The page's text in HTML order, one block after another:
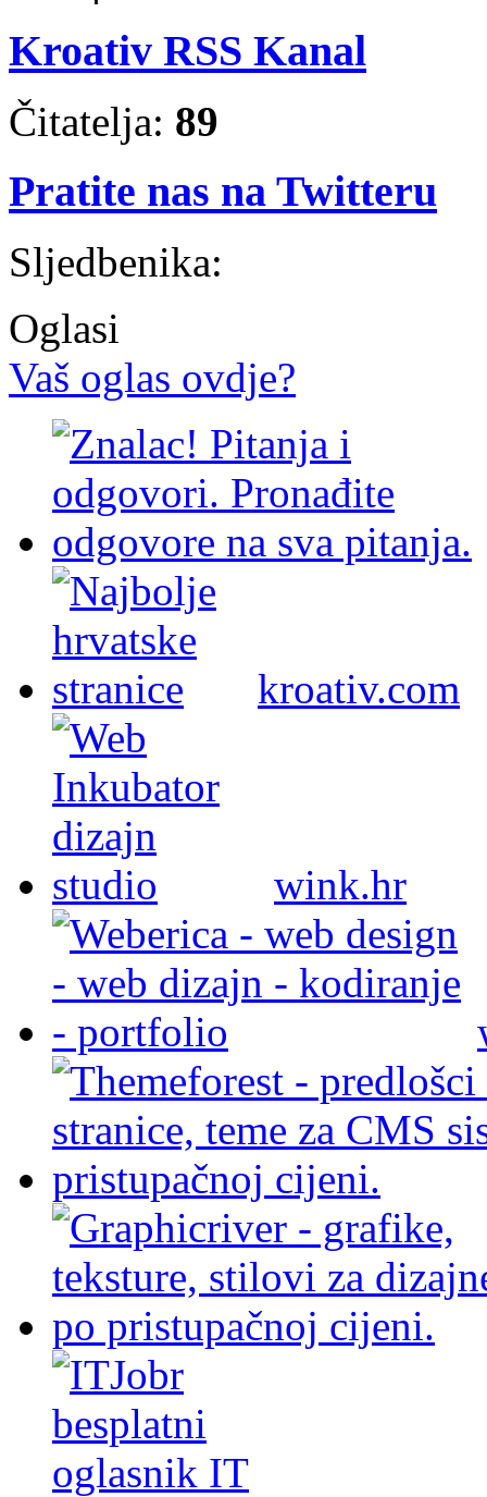
Kroativ RSS Kanal
Čitatelja: 89
Pratite nas na Twitteru
Sljedbenika:
Oglasi
Vaš oglas ovdje?
kroativ.com
wink.hr